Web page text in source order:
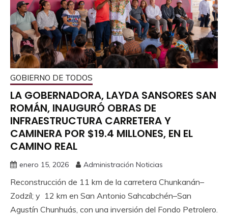
GOBIERNO DE TODOS
LA GOBERNADORA, LAYDA SANSORES SAN
ROMÁN, INAUGURÓ OBRAS DE
INFRAESTRUCTURA CARRETERA Y
CAMINERA POR $19.4 MILLONES, EN EL
CAMINO REAL
enero 15, 2026 Administración Noticias
Reconstrucción de 11 km de la carretera Chunkanán–
Zodzíl; y 12 km en San Antonio Sahcabchén–San
Agustín Chunhuás, con una inversión del Fondo Petrolero.